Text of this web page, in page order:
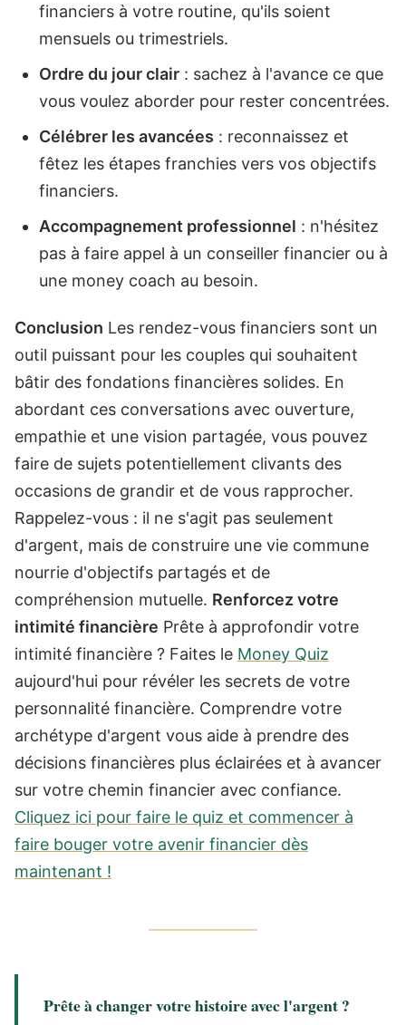
financiers à votre routine, qu'ils soient
mensuels ou trimestriels.
Ordre du jour clair : sachez à l'avance ce que
vous voulez aborder pour rester concentrées.
Célébrer les avancées : reconnaissez et
fêtez les étapes franchies vers vos objectifs
financiers.
Accompagnement professionnel : n'hésitez
pas à faire appel à un conseiller financier ou à
une money coach au besoin.
Conclusion Les rendez-vous financiers sont un
outil puissant pour les couples qui souhaitent
bâtir des fondations financières solides. En
abordant ces conversations avec ouverture,
empathie et une vision partagée, vous pouvez
faire de sujets potentiellement clivants des
occasions de grandir et de vous rapprocher.
Rappelez-vous : il ne s'agit pas seulement
d'argent, mais de construire une vie commune
nourrie d'objectifs partagés et de
compréhension mutuelle. Renforcez votre
intimité financière Prête à approfondir votre
intimité financière ? Faites le Money Quiz
aujourd'hui pour révéler les secrets de votre
personnalité financière. Comprendre votre
archétype d'argent vous aide à prendre des
décisions financières plus éclairées et à avancer
sur votre chemin financier avec confiance.
Cliquez ici pour faire le quiz et commencer à
faire bouger votre avenir financier dès
maintenant !
Prête à changer votre histoire avec l'argent ?